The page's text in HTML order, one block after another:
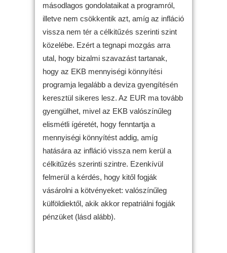
másodlagos gondolataikat a programról,
illetve nem csökkentik azt, amíg az infláció
vissza nem tér a célkitűzés szerinti szint
közelébe. Ezért a tegnapi mozgás arra
utal, hogy bizalmi szavazást tartanak,
hogy az EKB mennyiségi könnyítési
programja legalább a deviza gyengítésén
keresztül sikeres lesz. Az EUR ma tovább
gyengülhet, mivel az EKB valószínűleg
elismétli ígéretét, hogy fenntartja a
mennyiségi könnyítést addig, amíg
hatására az infláció vissza nem kerül a
célkitűzés szerinti szintre. Ezenkívül
felmerül a kérdés, hogy kitől fogják
vásárolni a kötvényeket: valószínűleg
külföldiektől, akik akkor repatriálni fogják
pénzüket (lásd alább).